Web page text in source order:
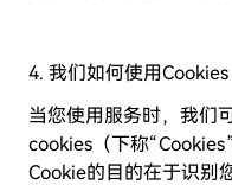
4. 我们如何使用Cookies
当您使用服务时，我们
cookies（下称
Cookie的目的在于识别